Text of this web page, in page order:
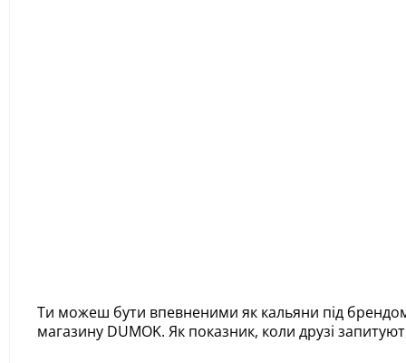
Ти можеш бути впевненими як кальяни під
магазину DUMOK. Як показник, коли друзі